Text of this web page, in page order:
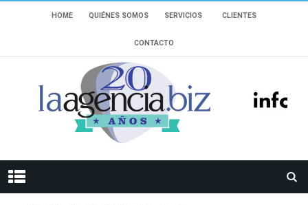
HOME QUIÉNES SOMOS SERVICIOS CLIENTES
CONTACTO